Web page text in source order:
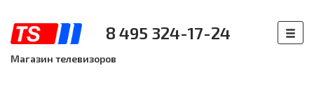
8 495 324-17-24
Магазин телевизоров